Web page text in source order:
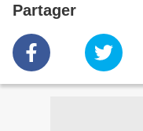
Partager